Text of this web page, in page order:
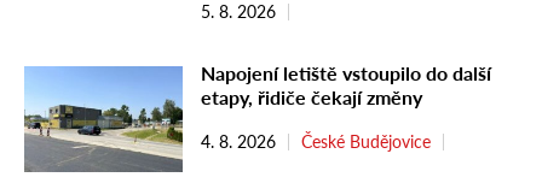
5. 8. 2026
Napojení letiště vstoupilo do další
etapy, řidiče čekají změny
4. 8. 2026 České Budějovice